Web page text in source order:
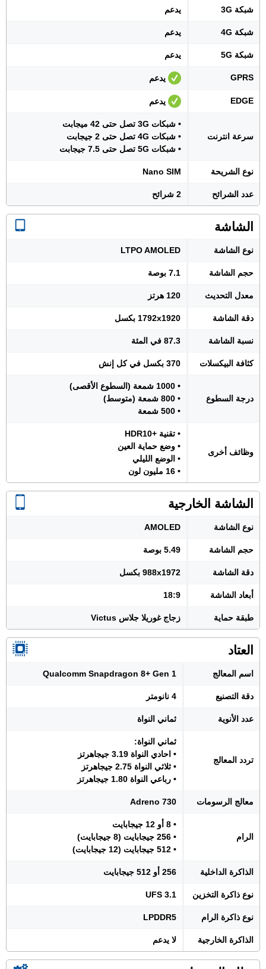
شبكة 3G يدعم
شبكة 4G يدعم
شبكة 5G يدعم
GPRS يدعم
EDGE يدعم
سرعة انترنت
• شبكات 3G تصل حتى 42 ميجابت
• شبكات 4G تصل حتى 2 جيجابت
• شبكات 5G تصل حتى 7.5 جيجابت
نوع الشريحة Nano SIM
عدد الشرائح 2 شرائح
الشاشة
نوع الشاشة LTPO AMOLED
حجم الشاشة 7.1 بوصة
معدل التحديث 120 هرتز
دقة الشاشة 1792x1920 بكسل
نسبة الشاشة 87.3 في المئة
كثافة البيكسلات 370 بكسل في كل إنش
درجة السطوع
• 1000 شمعة (السطوع الأقصى)
• 800 شمعة (متوسط)
• 500 شمعة
وظائف أخرى
• تقنية +HDR10
• وضع حماية العين
• الوضع الليلي
• 16 مليون لون
الشاشة الخارجية
نوع الشاشة AMOLED
حجم الشاشة 5.49 بوصة
دقة الشاشة 988x1972 بكسل
أبعاد الشاشة 18:9
طبقة حماية زجاج غوريلا جلاس Victus
العتاد
اسم المعالج Qualcomm Snapdragon 8+ Gen 1
دقة التصنيع 4 نانومتر
عدد الأنوية ثماني النواة
تردد المعالج
ثماني النواة:
• احادي النواة 3.19 جيجاهرتز
• ثلاثي النواة 2.75 جيجاهرتز
• رباعي النواة 1.80 جيجاهرتز
معالج الرسومات Adreno 730
الرام
• 8 أو 12 جيجابايت
• 256 جيجابايت (8 جيجابايت)
• 512 جيجابايت (12 جيجابايت)
الذاكرة الداخلية 256 أو 512 جيجابايت
نوع ذاكرة التخزين UFS 3.1
نوع ذاكرة الرام LPDDR5
الذاكرة الخارجية لا يدعم